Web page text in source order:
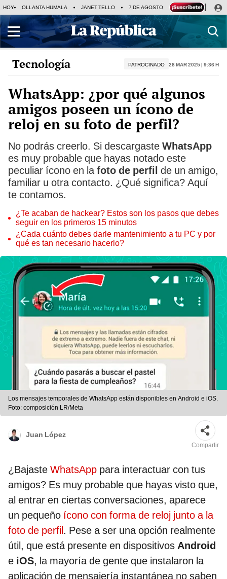
HOY OLLANTA HUMALA JANET TELLO 7 DE AGOSTO TINKA RESULTADOS
Tecnología PATROCINADO 28 Mar 2025 | 9:36 h
WhatsApp: ¿por qué algunos
amigos poseen un ícono de
reloj en su foto de perfil?
No podrás creerlo. Si descargaste WhatsApp
es muy probable que hayas notado este
peculiar ícono en la foto de perfil de un amigo,
familiar u otra contacto. ¿Qué significa? Aquí
te contamos.
¿Te acaban de hackear? Estos son los pasos que debes
seguir en los primeros 15 minutos
¿Cada cuánto debes darle mantenimiento a tu PC y por
qué es tan necesario hacerlo?
Los mensajes temporales de WhatsApp están disponibles en Android e iOS.
Foto: composición LR/Meta
Juan López
Compartir
¿Bajaste WhatsApp para interactuar con tus
amigos? Es muy probable que hayas visto que,
al entrar en ciertas conversaciones, aparece
un pequeño ícono con forma de reloj junto a la
foto de perfil. Pese a ser una opción realmente
útil, que está presente en dispositivos Android
e iOS, la mayoría de gente que instalaron la
aplicación de mensajería instantánea no saben